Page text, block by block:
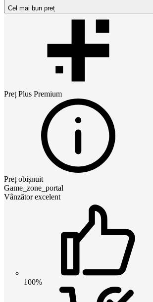
Cel mai bun preț
Preț Plus Premium
Preț obișnuit
Game_zone_portal
Vânzător excelent
100%